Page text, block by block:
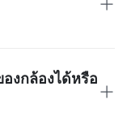
งกล้องได้หรือ